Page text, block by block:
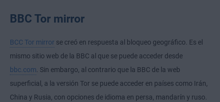
BBC Tor mirror
BCC Tor mirror se creó en respuesta al bloqueo geográfico. Es el
mismo sitio web de la BBC al que se puede acceder desde
bbc.com. Sin embargo, al contrario que la BBC de la web
superficial, a la versión Tor se puede acceder en países como Irán,
China y Rusia, con opciones de idioma en persa, mandarín y ruso.